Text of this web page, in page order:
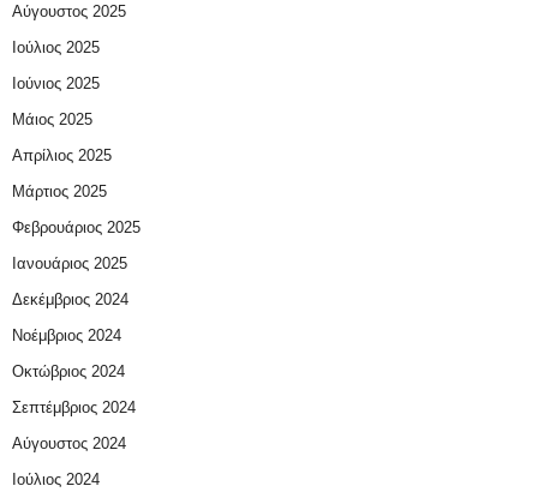
Αύγουστος 2025
Ιούλιος 2025
Ιούνιος 2025
Μάιος 2025
Απρίλιος 2025
Μάρτιος 2025
Φεβρουάριος 2025
Ιανουάριος 2025
Δεκέμβριος 2024
Νοέμβριος 2024
Οκτώβριος 2024
Σεπτέμβριος 2024
Αύγουστος 2024
Ιούλιος 2024